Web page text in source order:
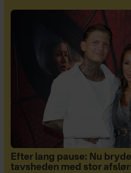
Efter lang pause: Nu
tavsheden med stor